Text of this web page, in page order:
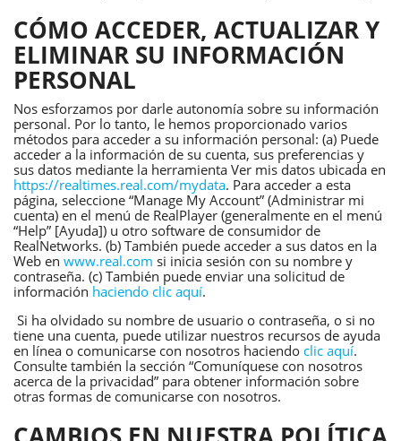
CÓMO ACCEDER, ACTUALIZAR Y
ELIMINAR SU INFORMACIÓN
PERSONAL
Nos esforzamos por darle autonomía sobre su información
personal. Por lo tanto, le hemos proporcionado varios
métodos para acceder a su información personal: (a) Puede
acceder a la información de su cuenta, sus preferencias y
sus datos mediante la herramienta Ver mis datos ubicada en
https://realtimes.real.com/mydata. Para acceder a esta
página, seleccione “Manage My Account” (Administrar mi
cuenta) en el menú de RealPlayer (generalmente en el menú
“Help” [Ayuda]) u otro software de consumidor de
RealNetworks. (b) También puede acceder a sus datos en la
Web en www.real.com si inicia sesión con su nombre y
contraseña. (c) También puede enviar una solicitud de
información haciendo clic aquí.
Si ha olvidado su nombre de usuario o contraseña, o si no
tiene una cuenta, puede utilizar nuestros recursos de ayuda
en línea o comunicarse con nosotros haciendo clic aquí.
Consulte también la sección “Comuníquese con nosotros
acerca de la privacidad” para obtener información sobre
otras formas de comunicarse con nosotros.